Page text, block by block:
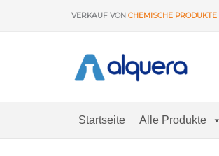
VERKAUF VON CHEMISCHE PRODUKTE
Startseite Alle Produkte